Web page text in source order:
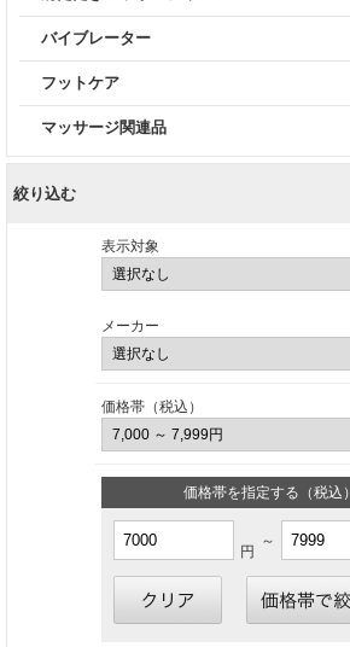
バイブレーター
フットケア
マッサージ関連品
絞り込む
表示対象
メーカー
価格帯（税込）
価格帯を指定する（税込）
円
～